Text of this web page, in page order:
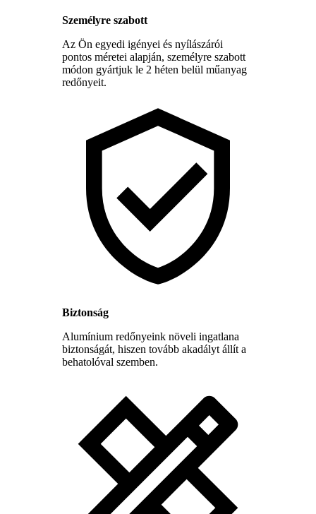
Személyre szabott
Az Ön egyedi igényei és nyílászárói
pontos méretei alapján, személyre szabott
módon gyártjuk le 2 héten belül műanyag
redőnyeit.
Biztonság
Alumínium redőnyeink növeli ingatlana
biztonságát, hiszen tovább akadályt állít a
behatolóval szemben.